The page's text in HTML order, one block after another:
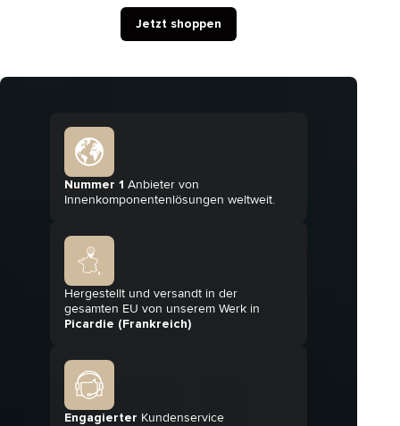
Jetzt shoppen
Nummer 1 Anbieter von
Innenkomponentenlösungen weltweit.
Hergestellt und versandt in der
gesamten EU von unserem Werk in
Picardie (Frankreich)
Engagierter Kundenservice